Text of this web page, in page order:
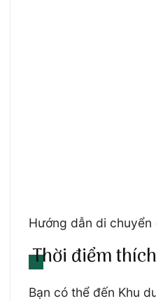
Hướng dẫn di chuyển
Thời điểm
Bạn có thể đến Khu